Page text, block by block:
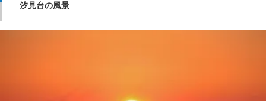
汐見台の風景